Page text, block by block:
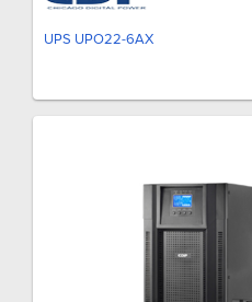
UPS UPO22-6AX